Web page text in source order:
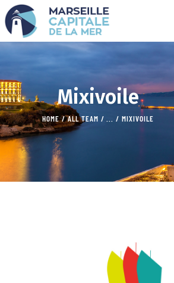
Mixivoile
HOME ALL TEAM MIXIVOILE
PROJETS
CAMPAGNES
ÉVÉNEMENTS PASSÉS
MÉDIAS
PARTENAIRES